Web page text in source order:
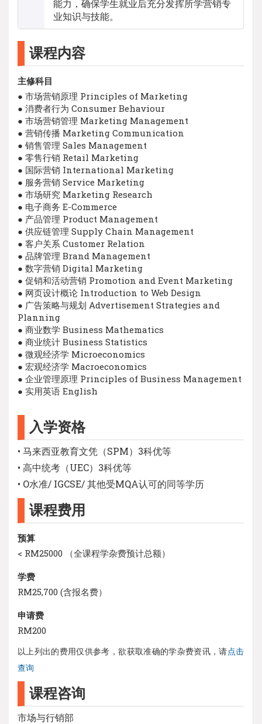
能力，确保学生就业后充分发挥所学营销专
业知识与技能。
课程内容
主修科目
● 市场营销原理 Principles of Marketing
● 消费者行为 Consumer Behaviour
● 市场营销管理 Marketing Management
● 营销传播 Marketing Communication
● 销售管理 Sales Management
● 零售行销 Retail Marketing
● 国际营销 International Marketing
● 服务营销 Service Marketing
● 市场研究 Marketing Research
● 电子商务 E-Commerce
● 产品管理 Product Management
● 供应链管理 Supply Chain Management
● 客户关系 Customer Relation
● 品牌管理 Brand Management
● 数字营销 Digital Marketing
● 促销和活动营销 Promotion and Event Marketing
● 网页设计概论 Introduction to Web Design
● 广告策略与规划 Advertisement Strategies and
Planning
● 商业数学 Business Mathematics
● 商业统计 Business Statistics
● 微观经济学 Microeconomics
● 宏观经济学 Macroeconomics
● 企业管理原理 Principles of Business Management
● 实用英语 English
入学资格
• 马来西亚教育文凭（SPM）3科优等
• 高中统考（UEC）3科优等
• O水准/ IGCSE/ 其他受MQA认可的同等学历
课程费用
预算
< RM25000 （全课程学杂费预计总额）
学费
RM25,700 (含报名费）
申请费
RM200
以上列出的费用仅供参考，欲获取准确的学杂费资讯，请点击
查询
课程咨询
市场与行销部